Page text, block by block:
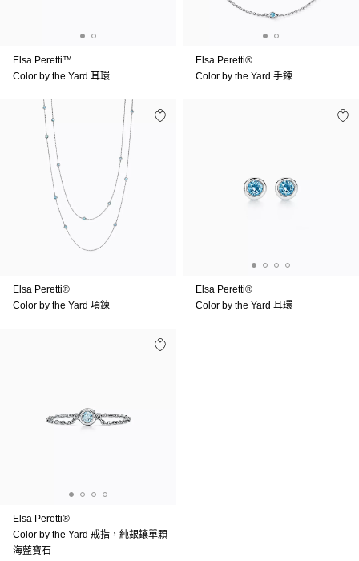
Elsa Peretti™
Color by the Yard 耳環
Elsa Peretti®
Color by the Yard 手鍊
Elsa Peretti®
Color by the Yard 項鍊
Elsa Peretti®
Color by the Yard 耳環
Elsa Peretti®
Color by the Yard 戒指，純銀鑲單顆
海藍寶石